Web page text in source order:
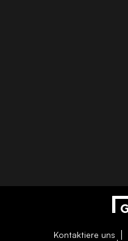
Kontaktiere uns